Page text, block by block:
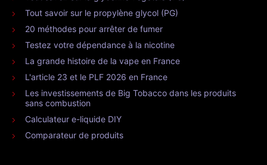
Tout savoir sur le propylène glycol (PG)
20 méthodes pour arrêter de fumer
Testez votre dépendance à la nicotine
La grande histoire de la vape en France
L'article 23 et le PLF 2026 en France
Les investissements de Big Tobacco dans les produits
sans combustion
Calculateur e-liquide DIY
Comparateur de produits